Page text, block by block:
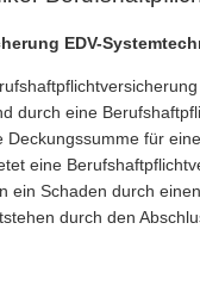
EDV-
durch eine
Deckungssumme für
eine
ein Schaden durch
durch den